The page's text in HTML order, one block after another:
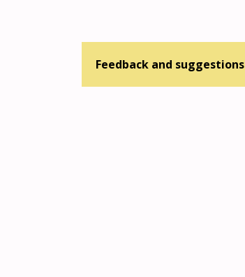
Feedback and suggestions